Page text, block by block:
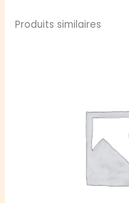
Produits similaires